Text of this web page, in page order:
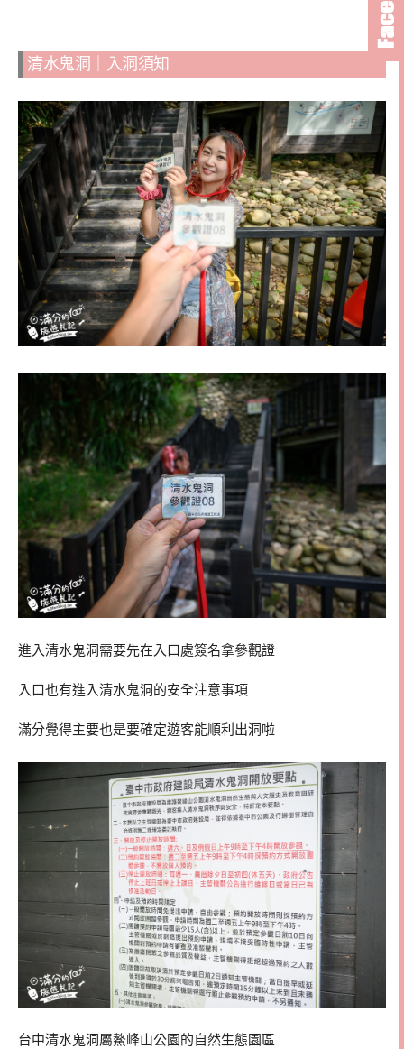
清水鬼洞｜入洞須知
進入清水鬼洞需要先在入口處簽名拿參觀證
入口也有進入清水鬼洞的安全注意事項
滿分覺得主要也是要確定遊客能順利出洞啦
台中清水鬼洞屬鰲峰山公園的自然生態園區